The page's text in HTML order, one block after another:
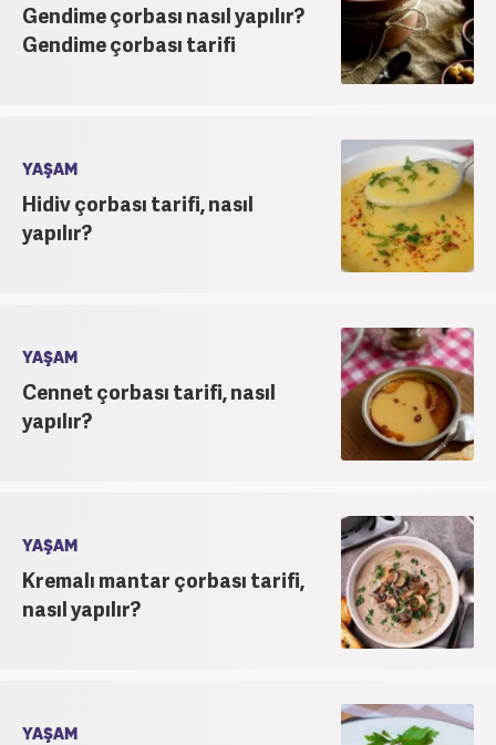
Gendime çorbası nasıl yapılır?
Gendime çorbası tarifi
YAŞAM
Hidiv çorbası tarifi, nasıl
yapılır?
YAŞAM
Cennet çorbası tarifi, nasıl
yapılır?
YAŞAM
Kremalı mantar çorbası tarifi,
nasıl yapılır?
YAŞAM